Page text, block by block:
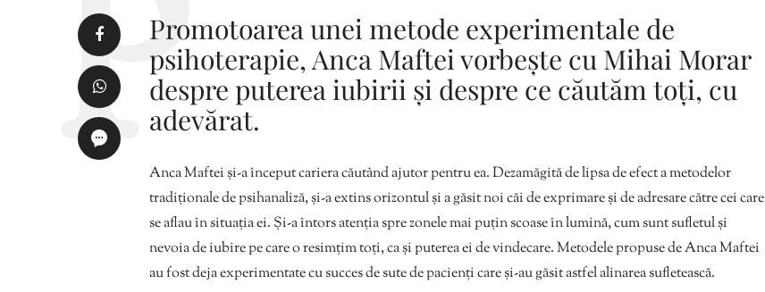
Promotoarea unei metode experimentale de
psihoterapie, Anca Maftei vorbește cu Mihai Morar
despre puterea iubirii și despre ce căutăm toți, cu
adevărat.
Anca Maftei și-a început cariera căutând ajutor pentru ea. Dezamăgită de lipsa de efect a metodelor
tradiționale de psihanaliză, și-a extins orizontul și a găsit noi căi de exprimare și de adresare către cei care
se aflau în situația ei. Și-a întors atenția spre zonele mai puțin scoase în lumină, cum sunt sufletul și
nevoia de iubire pe care o resimțim toți, ca și puterea ei de vindecare. Metodele propuse de Anca Maftei
au fost deja experimentate cu succes de sute de pacienți care și-au găsit astfel alinarea sufletească.